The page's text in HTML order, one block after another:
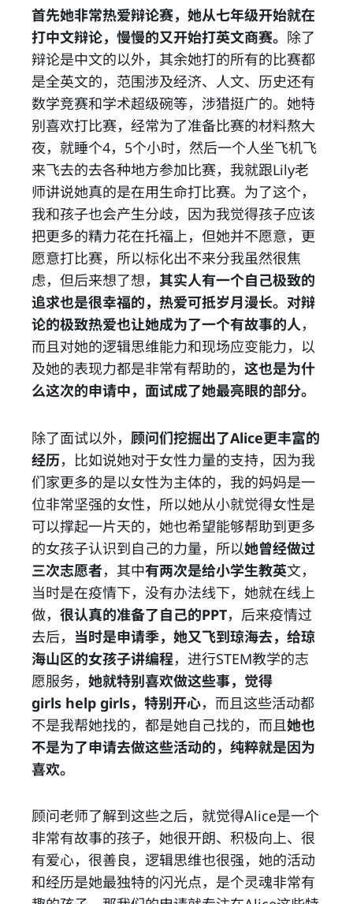
首先她非常热爱辩论赛，她从七年级开始就在
打中文辩论，慢慢的又开始打英文商赛。 除了
辩论是中文的以外，其余她打的所有的比赛都
是全英文的，范围涉及经济、人文、历史还有
数学竞赛和学术超级碗等，涉猎挺广的。她特
别喜欢打比赛，经常为了准备比赛的材料熬大
夜，就睡个4，5个小时，然后一个人坐飞机飞
来飞去的去各种地方参加比赛，我就跟Lily老
师讲说她真的是在用生命打比赛。为了这个，
我和孩子也会产生分歧，因为我觉得孩子应该
把更多的精力花在托福上，但她并不愿意，更
愿意打比赛，所以标化出不来分我虽然很焦
虑，但后来想了想， 其实人有一个自己极致的
追求也是很幸福的，热爱可抵岁月漫长。 对辩
论的极致热爱也让她成为了一个有故事的人，
而且对她的逻辑思维能力和现场应变能力，以
及她的表现力都是非常有帮助的， 这也是为什
么这次的申请中，面试成了她最亮眼的部分。
除了面试以外， 顾问们挖掘出了Alice更丰富的
经历，比如说她对于女性力量的支持，因为我
们家更多的是以女性为主体的，我的妈妈是一
位非常坚强的女性，所以她从小就觉得女性是
可以撑起一片天的，她也希望能够帮助到更多
的女孩子认识到自己的力量，所以她曾经做过
三次志愿者，其中有两次是给小学生教英文，
当时是在疫情下，没有办法线下，她就在线上
做， 很认真的准备了自己的PPT，后来疫情过
去后， 当时是申请季，她又飞到琼海去，给琼
海山区的女孩子讲编程，进行STEM教学的志
愿服务， 她就特别喜欢做这些事，觉得
girls help girls，特别开心，而且这些活动都
不是我帮她找的，都是她自己找的，而且她也
不是为了申请去做这些活动的，纯粹就是因为
喜欢。
顾问老师了解到这些之后，就觉得Alice是一个
非常有故事的孩子，她很开朗、积极向上、很
有爱心，很善良，逻辑思维也很强，她的活动
和经历是她最独特的闪光点，是个灵魂非常有